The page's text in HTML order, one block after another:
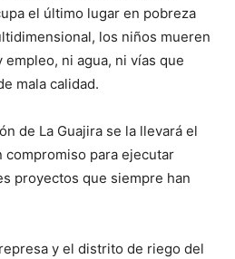
el último lugar en pobreza
los niños mueren
ni agua, ni vías que
mala calidad.
de La Guajira se la llevará el
compromiso para ejecutar
proyectos que siempre han
y el distrito de riego del